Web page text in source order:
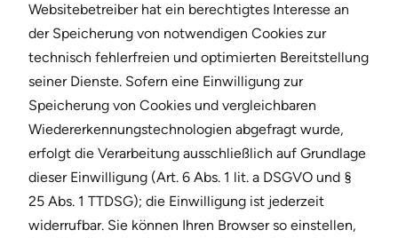
Websitebetreiber hat ein berechtigtes Interesse an
der Speicherung von notwendigen Cookies zur
technisch fehlerfreien und optimierten Bereitstellung
seiner Dienste. Sofern eine Einwilligung zur
Speicherung von Cookies und vergleichbaren
Wiedererkennungstechnologien abgefragt wurde,
erfolgt die Verarbeitung ausschließlich auf Grundlage
dieser Einwilligung (Art. 6 Abs. 1 lit. a DSGVO und §
25 Abs. 1 TTDSG); die Einwilligung ist jederzeit
widerrufbar. Sie können Ihren Browser so einstellen,